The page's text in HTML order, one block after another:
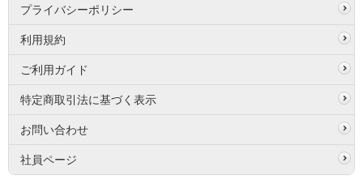
プライバシーポリシー
利用規約
ご利用ガイド
特定商取引法に基づく表示
お問い合わせ
社員ページ